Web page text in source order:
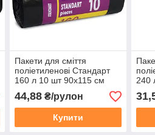
Пакети для сміття
поліетиленові Стандарт
160 л 10 шт 90х115 см
Замовлення від 30 рул
44,88₴/рулон
Купити
240